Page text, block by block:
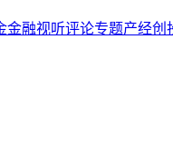
金融视听评论专题产经创